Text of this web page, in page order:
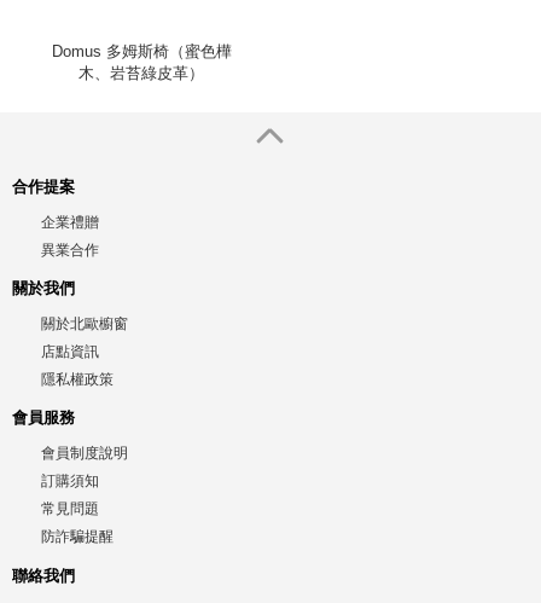
Domus 多姆斯椅（蜜色樺
木、岩苔綠皮革）
合作提案
企業禮贈
異業合作
關於我們
關於北歐櫥窗
店點資訊
隱私權政策
會員服務
會員制度說明
訂購須知
常見問題
防詐騙提醒
聯絡我們